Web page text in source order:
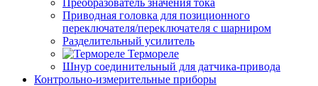
Преобразователь значения тока
Приводная головка для позиционного
переключателя/переключателя с шарниром
Разделительный усилитель
Термореле
Шнур соединительный для датчика-привода
Контрольно-измерительные приборы